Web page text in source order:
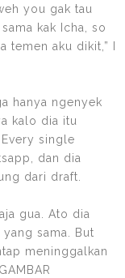
you gak tau
kak Icha, so
temen aku dikit,” I
hanya ngenyek
kalo dia itu
single
dan dia
dari draft.
gua. Ato dia
sama. But
meninggalkan